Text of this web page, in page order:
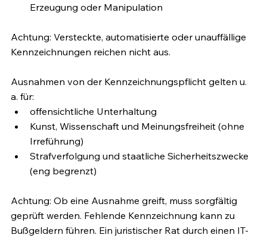
Erzeugung oder Manipulation
Achtung: Versteckte, automatisierte oder unauffällige
Kennzeichnungen reichen nicht aus.
Ausnahmen von der Kennzeichnungspflicht gelten u.
a. für:
offensichtliche Unterhaltung
Kunst, Wissenschaft und Meinungsfreiheit (ohne
Irreführung)
Strafverfolgung und staatliche Sicherheitszwecke
(eng begrenzt)
Achtung: Ob eine Ausnahme greift, muss sorgfältig
geprüft werden. Fehlende Kennzeichnung kann zu
Bußgeldern führen. Ein juristischer Rat durch einen IT-